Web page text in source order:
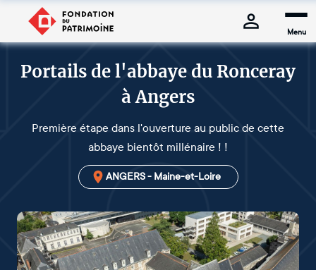
Menu
Portails de l'abbaye du Ronceray
à Angers
Première étape dans l'ouverture au public de cette
abbaye bientôt millénaire ! !
ANGERS - Maine-et-Loire